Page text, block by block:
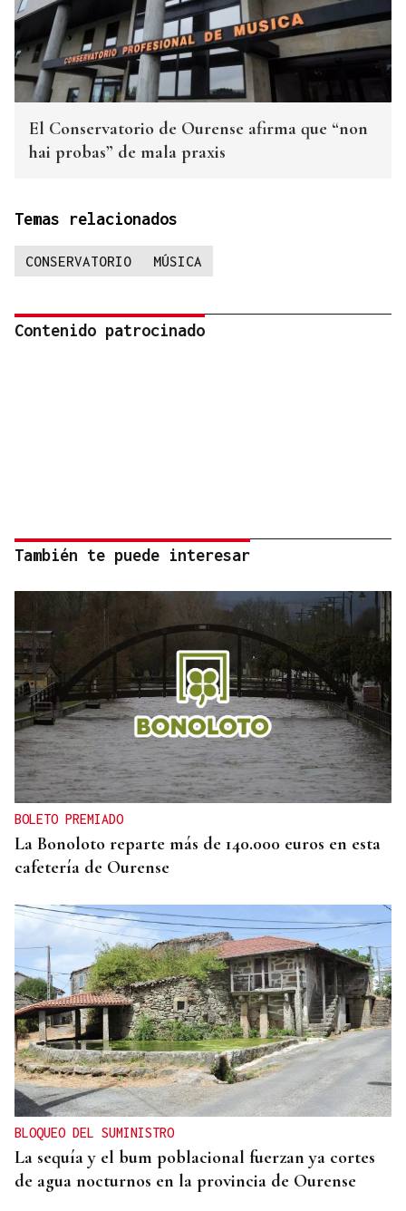
El Conservatorio de Ourense afirma que “non
hai probas” de mala praxis
Temas relacionados
CONSERVATORIO MÚSICA
Contenido patrocinado
También te puede interesar
BOLETO PREMIADO
La Bonoloto reparte más de 140.000 euros en esta
cafetería de Ourense
BLOQUEO DEL SUMINISTRO
La sequía y el bum poblacional fuerzan ya cortes
de agua nocturnos en la provincia de Ourense